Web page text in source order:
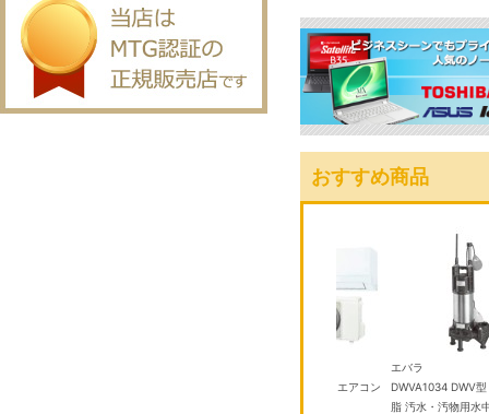
おすすめ商品
RAS-2516T(W) 8畳 エアコン
エバラ
DWVA1034 DWV
脂 汚水・汚物用水